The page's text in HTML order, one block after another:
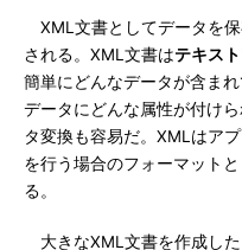
XML文書としてデータを
される。XML文書はテキス
簡単にどんなデータが含ま
データにどんな属性が付け
タ変換も容易だ。XMLはア
を行う場合のフォーマット
る。
大きなXML文書を作成し